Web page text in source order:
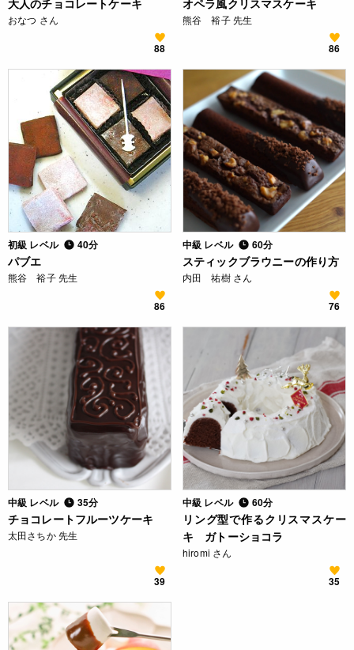
大人のチョコレートケーキ
おなつ さん
88
オペラ風クリスマスケーキ
熊谷 裕子 先生
86
初級 レベル 40分
パブエ
熊谷 裕子 先生
86
中級 レベル 60分
スティックブラウニーの作り方
内田 祐樹 さん
76
中級 レベル 35分
チョコレートフルーツケーキ
太田さちか 先生
39
中級 レベル 60分
リング型で作るクリスマスケー
キ ガトーショコラ
hiromi さん
35